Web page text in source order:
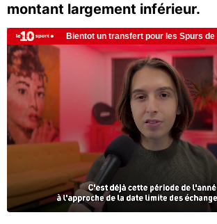
montant largement inférieur.